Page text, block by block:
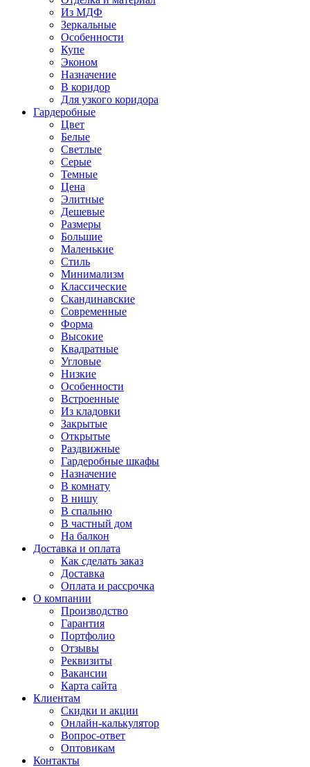
Из МДФ
Зеркальные
Особенности
Купе
Эконом
Назначение
В коридор
Для узкого коридора
Гардеробные
Цвет
Белые
Светлые
Серые
Темные
Цена
Элитные
Дешевые
Размеры
Большие
Маленькие
Стиль
Минимализм
Классические
Скандинавские
Современные
Форма
Высокие
Квадратные
Угловые
Низкие
Особенности
Встроенные
Из кладовки
Закрытые
Открытые
Раздвижные
Гардеробные шкафы
Назначение
В комнату
В нишу
В спальню
В частный дом
На балкон
Доставка и оплата
Как сделать заказ
Доставка
Оплата и рассрочка
О компании
Производство
Гарантия
Портфолио
Отзывы
Реквизиты
Вакансии
Карта сайта
Клиентам
Скидки и акции
Онлайн-калькулятор
Вопрос-ответ
Оптовикам
Контакты